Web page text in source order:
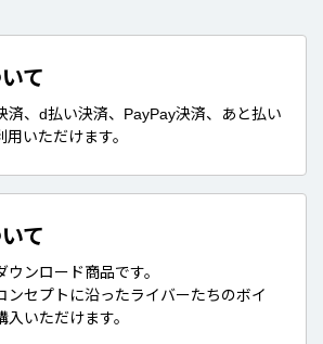
て
済、d払い決済、PayPay決済、あと払い
用いただけます。
て
ンロード商品です。
ンセプトに沿ったライバーたちのボイ
いただけます。